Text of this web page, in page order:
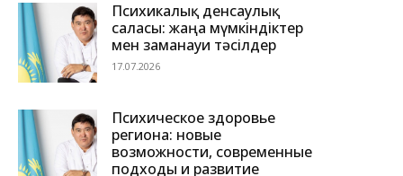
Психикалық денсаулық
саласы: жаңа мүмкіндіктер
мен заманауи тәсілдер
17.07.2026
Психическое здоровье
региона: новые
возможности, современные
подходы и развитие